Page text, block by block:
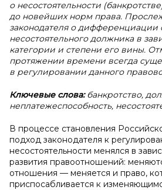
о несостоятельности
до новейших норм права.
законодателя о дифференциации
несостоятельного должника в
категории и степени его вины.
протяжении времени всегда
в регулировании данного
Ключевые слова:банкротство,
неплатежеспособность,
В процессе становления
подход законодателя к
несостоятельности менялся в
развития правоотношений:
отношения — меняется и право,
приспосабливается к